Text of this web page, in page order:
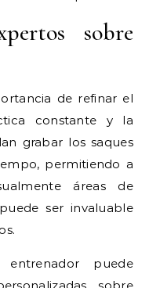
sobre
de refinar el
constante y la
grabar los saques
permitiendo a
áreas de
ser invaluable
puede